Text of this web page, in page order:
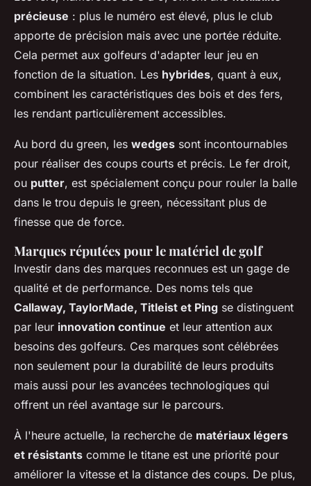
précieuse : plus le numéro est élevé, plus le club
apporte de précision mais avec une portée réduite.
Cela permet aux golfeurs d'adapter leur jeu en
fonction de la situation. Les hybrides, quant à eux,
combinent les caractéristiques des bois et des fers,
les rendant particulièrement accessibles.
Au bord du green, les wedges sont incontournables
pour réaliser des coups courts et précis. Le fer droit,
ou putter, est spécialement conçu pour rouler la balle
dans le trou depuis le green, nécessitant plus de
finesse que de force.
Marques réputées pour le matériel de golf
Investir dans des marques reconnues est un gage de
qualité et de performance. Des noms tels que
Callaway, TaylorMade, Titleist et Ping se distinguent
par leur innovation continue et leur attention aux
besoins des golfeurs. Ces marques sont célébrées
non seulement pour la durabilité de leurs produits
mais aussi pour les avancées technologiques qui
offrent un réel avantage sur le parcours.
À l'heure actuelle, la recherche de matériaux légers
et résistants comme le titane est une priorité pour
améliorer la vitesse et la distance des coups. De plus,